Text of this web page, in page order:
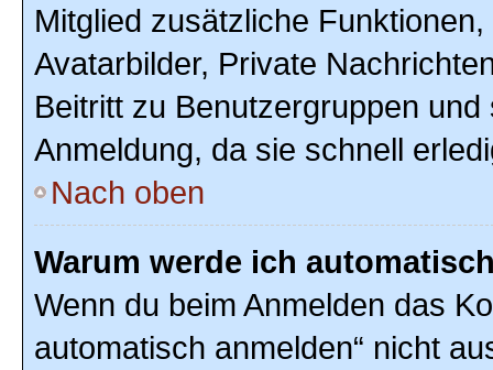
Mitglied zusätzliche
Avatarbilder, Private
Beitritt zu Benutzergruppen
Anmeldung, da sie schnell
Nach oben
Warum werde ich
Wenn du beim Anmelden das
automatisch anmelden“ nicht